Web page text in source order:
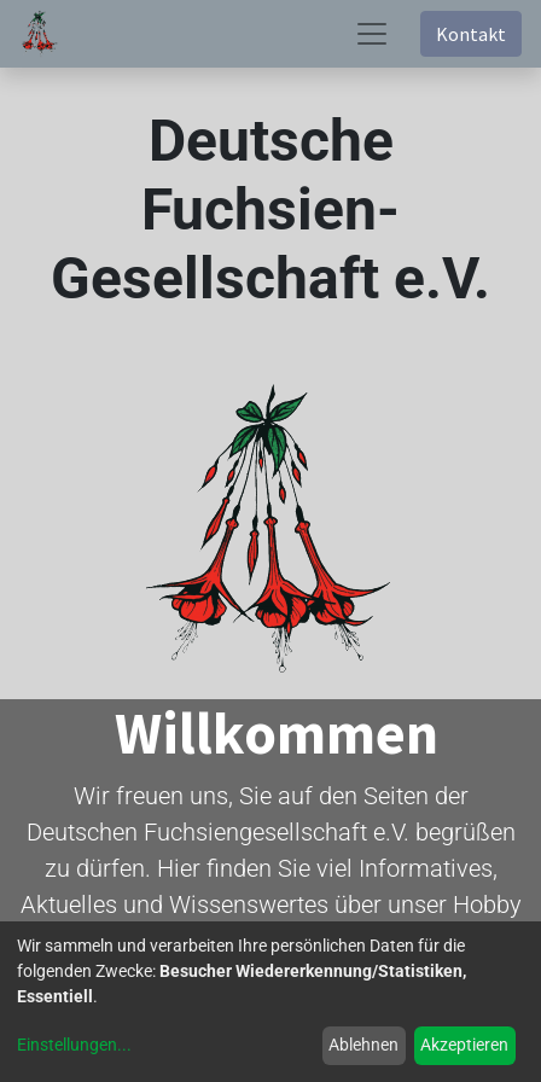
Kontakt
Deutsche
Fuchsien-
Gesellschaft e.V.
Willkommen
Wir freuen uns, Sie auf den Seiten der
Deutschen Fuchsiengesellschaft e.V. begrüßen
zu dürfen. Hier finden Sie viel Informatives,
Aktuelles und Wissenswertes über unser Hobby
- die Fuchsie.
Wir sammeln und verarbeiten Ihre persönlichen Daten für die
folgenden Zwecke: Besucher Wiedererkennung/Statistiken,
Essentiell .
Einstellungen... Ablehnen Akzeptieren